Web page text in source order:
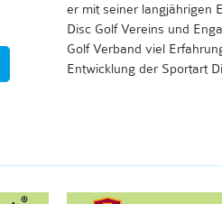
er mit seiner langjährigen
Disc Golf Vereins und
Golf Verband viel
Entwicklung der Sportart